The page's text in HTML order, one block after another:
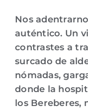
Nos
auténtico. Un
contrastes a
surcado de
nómadas,
donde la
los Bereberes,